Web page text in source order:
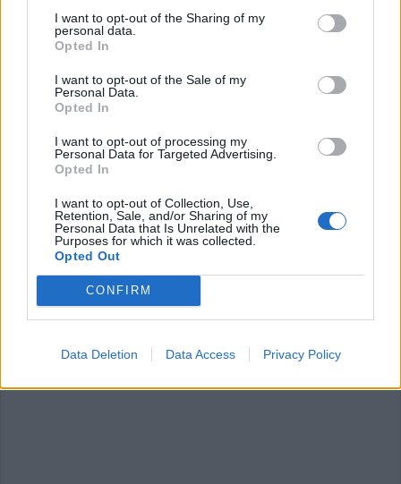
I want to opt-out of the Sharing of my
personal data.
Opted In
I want to opt-out of the Sale of my
Personal Data.
Opted In
I want to opt-out of processing my
Personal Data for Targeted Advertising.
Opted In
I want to opt-out of Collection, Use,
Retention, Sale, and/or Sharing of my
Personal Data that Is Unrelated with the
Purposes for which it was collected.
Opted Out
CONFIRM
Data Deletion Data Access Privacy Policy
Commenti
Accedioregistrati
L'email è richiesta ma non verrà mostrata ai visitatori. Il contenuto di questo
commento esprime il pensiero dell'autore e non rappresenta la linea editoriale
di VareseNews.it, che rimane autonoma e indipendente. I messaggi inclusi nei
commenti non sono testi giornalistici, ma post inviati dai singoli lettori che
che includano uno o più link a siti esterni verranno rimossi in automatico dal